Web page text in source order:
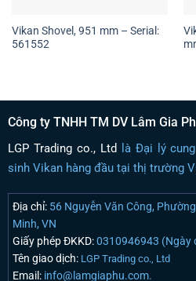
Vikan Shovel, 951 mm – Serial:
561552
Công ty TNHH TM DV Lâm Gia
LGP Trading co., Ltd là Đại lý
sinh Vikan hàng đầu tại thị trường
Địa chỉ:56 Nguyễn Văn Công,
Minh, VN
Giấy phép ĐKKD:0310946943 (Ngày
Tên giao dịch: LGP Trading co., Ltd
Email:info@lamgiaphu.com.